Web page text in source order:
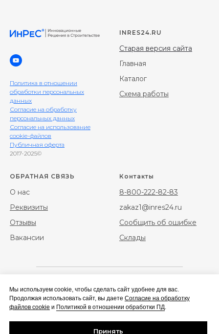
Мы используем cookie, чтобы сделать сайт удобнее для вас.
Продолжая использовать сайт, вы даете Согласие на обработку
файлов cookie и Политикой в отношении обработки ПД.
Принять
Политика в отношении
обработки персональных
данных
Согласие на обработку
персональных данных
Согласие на использование
cookie-файлов
Публичная оферта
2017-2025©
INRES24.RU
Старая версия сайта
Главная
Каталог
Схема работы
ОБРАТНАЯ СВЯЗЬ
О нас
Реквизиты
Отзывы
Вакансии
Контакты
8-800-222-82-83
zakaz1@inres24.ru
Сообщить об ошибке
Склады
Фибра
полипропиленовая
Фибра стальная
Сальники набивные/